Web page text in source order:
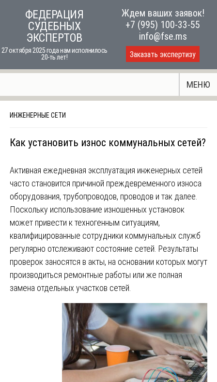
ФЕДЕРАЦИЯ
СУДЕБНЫХ
ЭКСПЕРТОВ
27 октября 2025 года нам исполнилось
20-ть лет!
Ждем ваших заявок!
+7 (995) 100-33-55
info@fse.ms
Заказать экспертизу
МЕНЮ
ИНЖЕНЕРНЫЕ СЕТИ
Как установить износ коммунальных сетей?
Активная ежедневная эксплуатация инженерных сетей
часто становится причиной преждевременного износа
оборудования, трубопроводов, проводов и так далее.
Поскольку использование изношенных установок
может привести к техногенным ситуациям,
квалифицированные сотрудники коммунальных служб
регулярно отслеживают состояние сетей. Результаты
проверок заносятся в акты, на основании которых могут
производиться ремонтные работы или же полная
замена отдельных участков сетей.